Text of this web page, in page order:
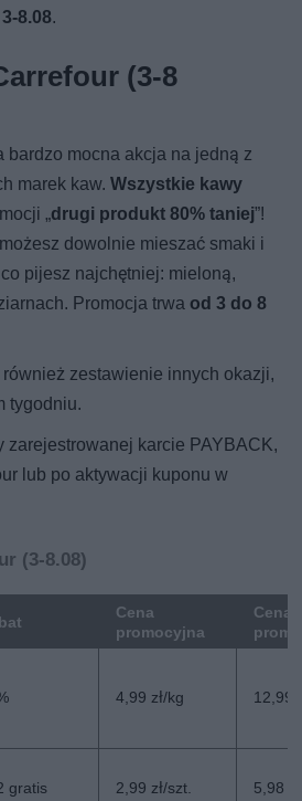
3-8.08.
(3-8
bardzo mocna akcja na jedną z
marek kaw.Wszystkie kawy
„drugi produkt 80% taniej”!
dowolnie mieszać smaki i
pijesz najchętniej: mieloną,
Promocja trwa od 3 do 8
zestawienie innych okazji,
tygodniu.
zarejestrowanej karcie PAYBACK,
lub po aktywacji kuponu w
(3-8.08)
Cena
promocyjna
Cena
4,99 zł/kg 12,99
gratis 2,99 zł/szt. 5,98